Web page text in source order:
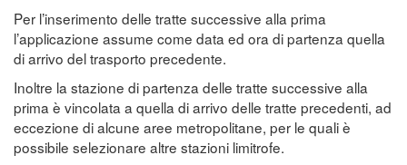
Per l’inserimento delle tratte successive alla prima
l’applicazione assume come data ed ora di partenza quella
di arrivo del trasporto precedente.
Inoltre la stazione di partenza delle tratte successive alla
prima è vincolata a quella di arrivo delle tratte precedenti, ad
eccezione di alcune aree metropolitane, per le quali è
possibile selezionare altre stazioni limitrofe.